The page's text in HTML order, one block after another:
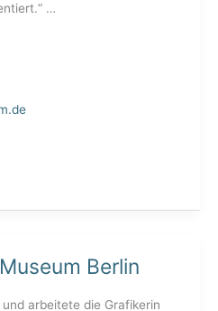
…
Berlin
arbeitete die Grafikerin